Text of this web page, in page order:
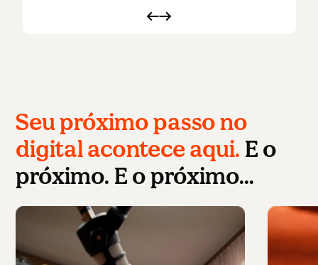
Seu próximo passo no
digital acontece aqui. E o
próximo. E o próximo…